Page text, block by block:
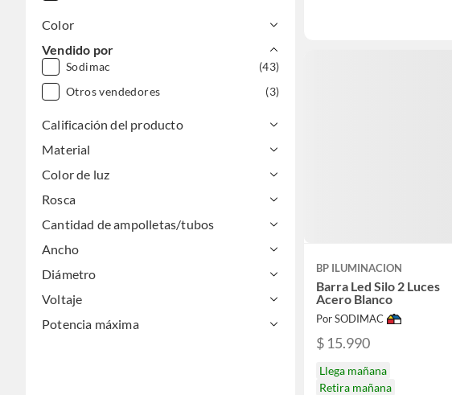
Color
Vendido por
Sodimac
(43)
Otros vendedores
(3)
Calificación del producto
Material
Color de luz
Rosca
Cantidad de ampolletas/tubos
Ancho
Diámetro
Voltaje
Potencia máxima
BP ILUMINACION
Barra Led Silo 2 Luces
Acero Blanco
Por SODIMAC
$ 15.990
Llega mañana
Retira mañana